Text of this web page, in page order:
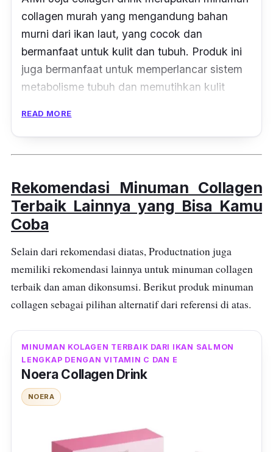
Untuk penyajian minuman collagen Everwhite
ini sangat mudah karena, ketika diseduh
bubuknya mudah larut bahkan hanya 2 kali
aduk. Warna yang dihasilkan juga cantik dan
memiliki wangi buah yang enak. Collagen
collagen murah yang mengandung bahan
murni dari ikan laut, yang cocok dan
bermanfaat untuk kulit dan tubuh. Produk ini
juga bermanfaat untuk memperlancar sistem
metabolisme tubuh dan memutihkan kulit
AIMI Joju collagen drink merupakan minuman
collagen murni dari ikan laut dalam yang
Selain collagen, produk ini mengandung gluta,
ekstrak blueberry dan vitamin C.
Berbagai manfaat dari minuman collagen ini
termasuk membantu memutihkan dan
mengencangkan wajah, membuat kulit
tampak lebih cerah, menutrisi kulit untuk
mencegah penuaan dini, memudarkan flek
matahari.
Secara khusus, ekstrak blueberry dan vitamin
C di dalam AIMI Joju collagen drink akan
membantu meredakan peradangan,
menyehatkan jantung dan menekan risiko
READ MORE
Rekomendasi Minuman Collagen
Terbaik Lainnya yang Bisa Kamu
Coba
Selain dari rekomendasi diatas, Productnation juga
memiliki rekomendasi lainnya untuk minuman collagen
terbaik dan aman dikonsumsi. Berikut produk minuman
collagen sebagai pilihan alternatif dari referensi di atas.
MINUMAN KOLAGEN TERBAIK DARI IKAN SALMON
LENGKAP DENGAN VITAMIN C DAN E
Noera Collagen Drink
NOERA